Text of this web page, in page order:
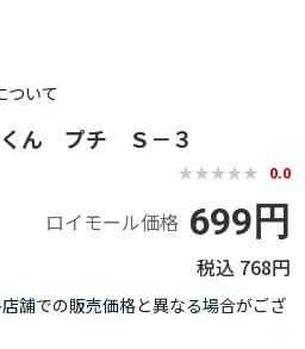
ついて
ん プチ Ｓ－３
0.0
ロイモール価格 699円
768円
舗での販売価格と異なる場合がござ